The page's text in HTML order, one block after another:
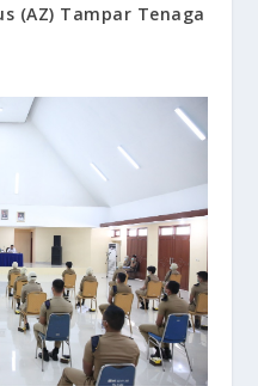
(AZ) Tampar Tenaga